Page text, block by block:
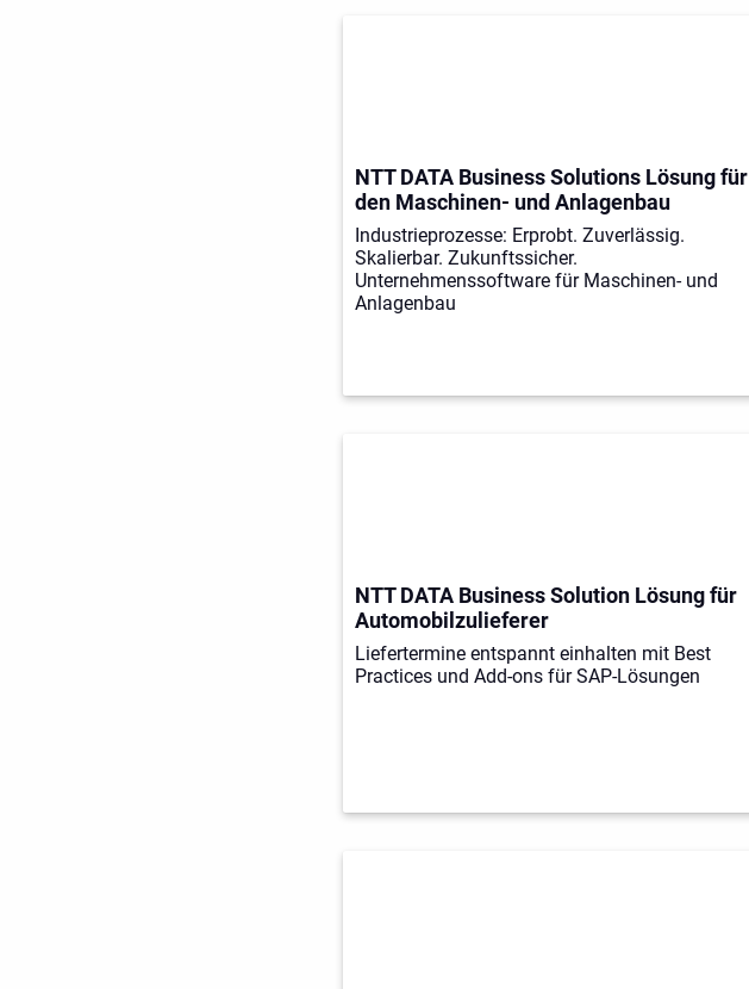
NTT DATA Business Solutions Lösung für
den Maschinen- und Anlagenbau
Industrieprozesse: Erprobt. Zuverlässig.
Skalierbar. Zukunftssicher.
Unternehmenssoftware für Maschinen- und
Anlagenbau
NTT DATA Business Solution Lösung für
Automobilzulieferer
Liefertermine entspannt einhalten mit Best
Practices und Add-ons für SAP-Lösungen